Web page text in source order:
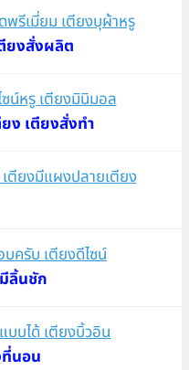
ยงสั่งผลิต
ง เตียงสั่งทำ
ลิ้นชัก
นอน